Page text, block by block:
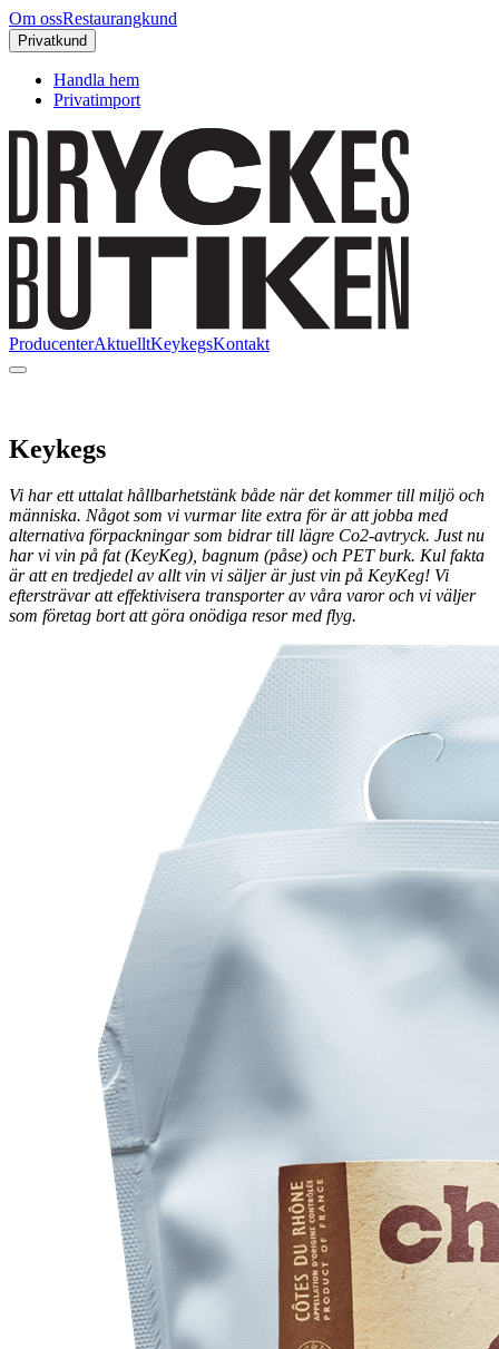
Om ossRestaurangkund
Privatkund
Handla hem
Privatimport
ProducenterAktuelltKeykegsKontakt
Keykegs
Vi har ett uttalat hållbarhetstänk både när det kommer till miljö och
människa. Något som vi vurmar lite extra för är att jobba med
alternativa förpackningar som bidrar till lägre Co2-avtryck. Just nu
har vi vin på fat (KeyKeg), bagnum (påse) och PET burk. Kul fakta
är att en tredjedel av allt vin vi säljer är just vin på KeyKeg! Vi
eftersträvar att effektivisera transporter av våra varor och vi väljer
som företag bort att göra onödiga resor med flyg.